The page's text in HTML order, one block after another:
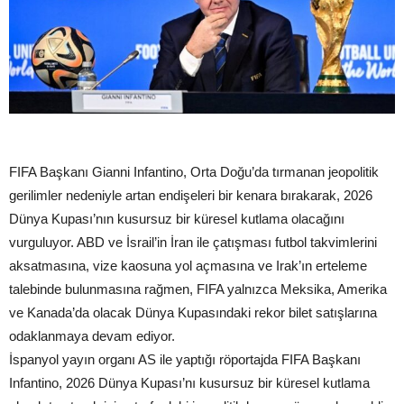
FIFA Başkanı Gianni Infantino, Orta Doğu’da tırmanan jeopolitik
gerilimler nedeniyle artan endişeleri bir kenara bırakarak, 2026
Dünya Kupası’nın kusursuz bir küresel kutlama olacağını
vurguluyor. ABD ve İsrail’in İran ile çatışması futbol takvimlerini
aksatmasına, vize kaosuna yol açmasına ve Irak’ın erteleme
talebinde bulunmasına rağmen, FIFA yalnızca Meksika, Amerika
ve Kanada’da olacak Dünya Kupasındaki rekor bilet satışlarına
odaklanmaya devam ediyor.
İspanyol yayın organı AS ile yaptığı röportajda FIFA Başkanı
Infantino, 2026 Dünya Kupası’nı kusursuz bir küresel kutlama